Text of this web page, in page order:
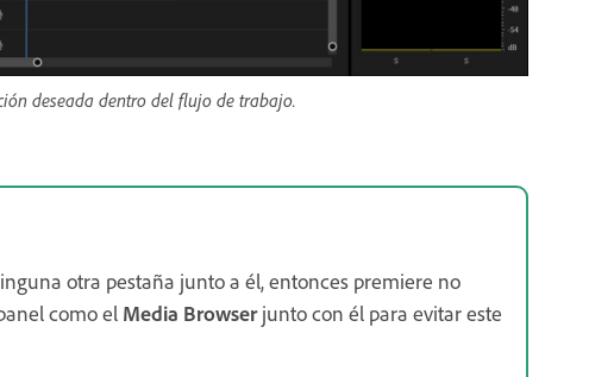
deseada dentro del flujo de trabajo.
otra pestaña junto a él, entonces premiere no
como el Media Browserjunto con él para evitar este